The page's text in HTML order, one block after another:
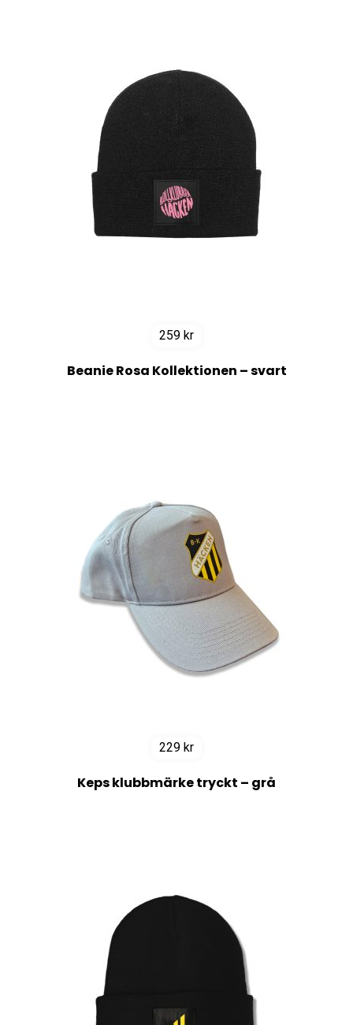
259 kr
Beanie Rosa Kollektionen – svart
229 kr
Keps klubbmärke tryckt – grå